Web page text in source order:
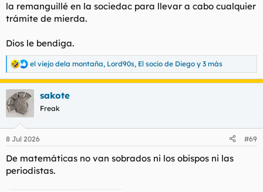
la remanguillé en la sociedac para llevar a cabo cualquier
trámite de mierda.
Dios le bendiga.
R
e
a
c
c
i
e
:
el viejo dela montaña, Lord90s, El socio de Diego y 3 más
sakote
Freak
8 Jul 2026 #69
De matemáticas no van sobrados ni los obispos ni las
periodistas.